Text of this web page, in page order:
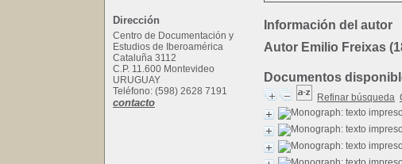
Información del autor
Autor Emilio Freixas
Documentos
Refinar búsqueda
Dirección
Centro de Documentación y
Estudios de Iberoamérica
Cataluña 3112
C.P. 11.600 Montevideo
URUGUAY
Teléfono: (598) 2628 7191
contacto